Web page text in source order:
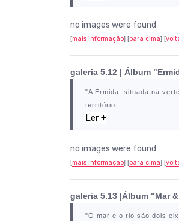
no images were found
[mais informação] [para cima] [
galeria 5.12 | Álbum
"A Ermida , situada na
território...
Ler +
no images were found
[mais informação] [para cima] [
galeria 5.13 |Álbum "Mar
"O mar e o rio são dois